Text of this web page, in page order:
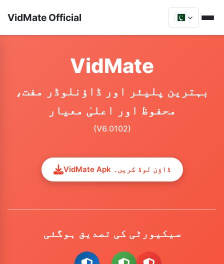
VidMate Official
VidMate
بہترین پلیئر اور ڈاؤنلوڈر مفت،
محفوظ اور اعلیٰ معیار
(V6.0102)
VidMate Apk ڈاؤن لوڈ کریں۔
سیکیورٹی کی تصدیق ہوگئی